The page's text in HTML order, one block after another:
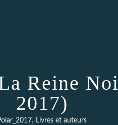
Reine
2017)
, Livres et auteurs